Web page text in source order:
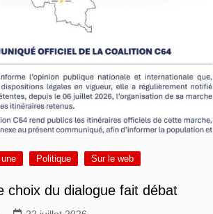
une Politique Sur le web
choix du dialogue fait débat